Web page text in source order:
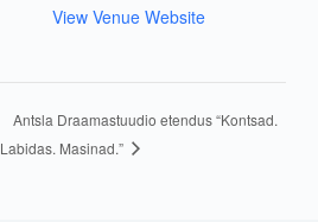
View Venue Website
Antsla Draamastuudio etendus “Kontsad.
Labidas. Masinad.”